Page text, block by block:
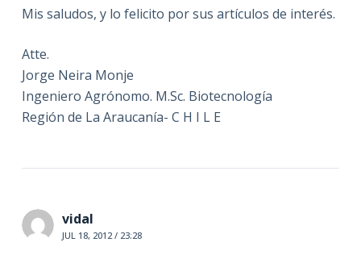
Mis saludos, y lo felicito por sus artículos de interés.
Atte.
Jorge Neira Monje
Ingeniero Agrónomo. M.Sc. Biotecnología
Región de La Araucanía- C H I L E
vidal
JUL 18, 2012 / 23:28